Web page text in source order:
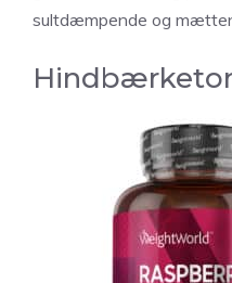
sultdæmpende og